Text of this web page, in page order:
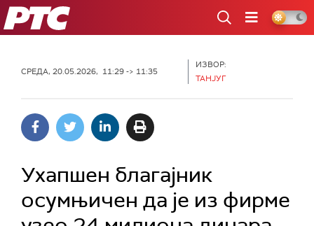
РТС
СРЕДА, 20.05.2026, 11:29 -> 11:35
ИЗВОР:
ТАНЈУГ
Ухапшен благајник
осумњичен да је из фирме